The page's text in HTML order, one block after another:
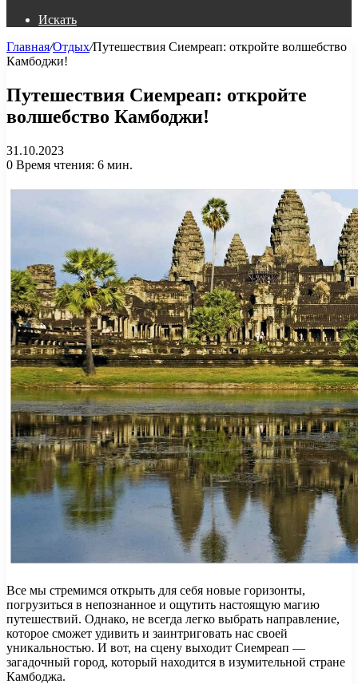
Искать
Главная/Отдых/Путешествия Сиемреап: откройте волшебство
Камбоджи!
Путешествия Сиемреап: откройте
волшебство Камбоджи!
31.10.2023
0 Время чтения: 6 мин.
Все мы стремимся открыть для себя новые горизонты,
погрузиться в непознанное и ощутить настоящую магию
путешествий. Однако, не всегда легко выбрать направление,
которое сможет удивить и заинтриговать нас своей
уникальностью. И вот, на сцену выходит Сиемреап —
загадочный город, который находится в изумительной стране
Камбоджа.